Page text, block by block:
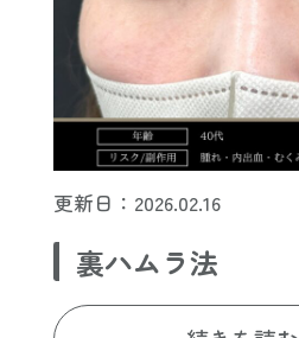
更新日：2026.02.16
裏ハムラ法